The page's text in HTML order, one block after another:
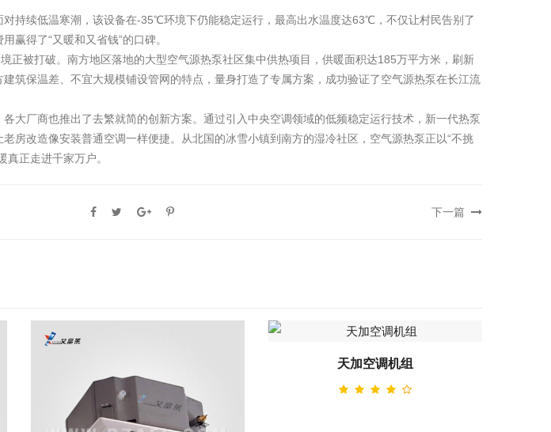
持续低温寒潮，该设备在-35℃环境下仍能稳定运行，最高出水温度达63℃，不仅让村民告别了
赢得了“又暖和又省钱”的口碑。
正被打破。南方地区落地的大型空气源热泵社区集中供热项目，供暖面积达185万平方米，刷新
筑保温差、不宜大规模铺设管网的特点，量身打造了专属方案，成功验证了空气源热泵在长江流
大厂商也推出了去繁就简的创新方案。通过引入中央空调领域的低频稳定运行技术，新一代热泵
房改造像安装普通空调一样便捷。从北国的冰雪小镇到南方的湿冷社区，空气源热泵正以“不挑
真正走进千家万户。
下一篇
天加空调机组